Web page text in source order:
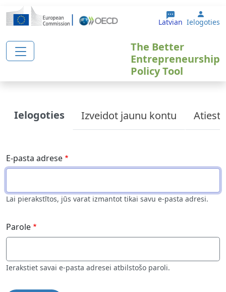
Pārlekt uz galveno saturu
Latvian User
Ielogoties
The Better
Entrepreneurship
Policy Tool
Primary tabs
Ielogoties Izveidot jaunu kontu
E-pasta adrese
Lai pierakstītos, jūs varat izmantot tikai savu e-pasta adresi.
Parole
Ierakstiet savai e-pasta adresei atbilstošo paroli.